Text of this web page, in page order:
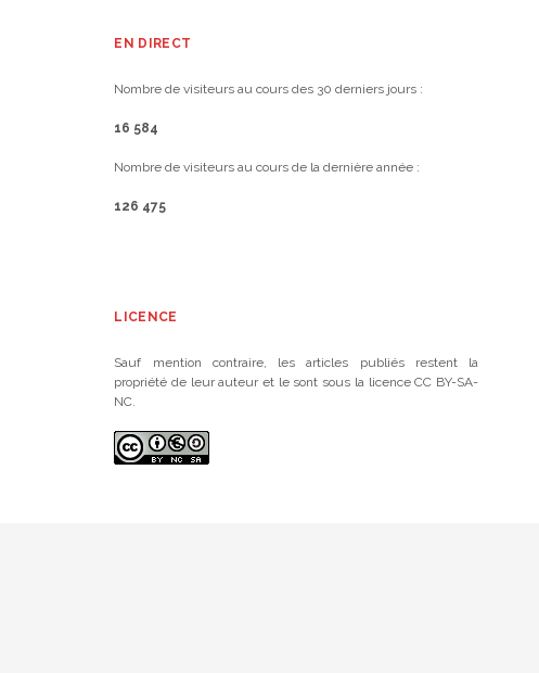
EN DIRECT
Nombre de visiteurs au cours des 30 derniers jours :
16 584
Nombre de visiteurs au cours de la dernière année :
126 475
LICENCE
Sauf mention contraire, les articles publiés restent la
propriété de leur auteur et le sont sous la licence CC BY-SA-
NC.